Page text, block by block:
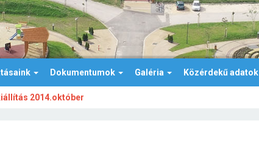
Dokumentumok Galéria Közérdekű adatok
2014.október